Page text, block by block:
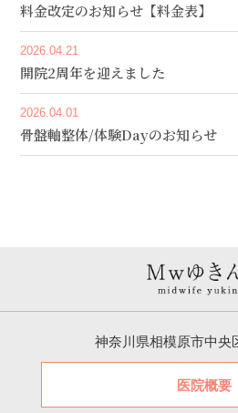
料金改定のお知らせ【料金表】
2026.04.21
開院2周年を迎えました
2026.04.01
骨盤軸整体/体験Dayのお知らせ
神奈川県相模原市中央
医院概要